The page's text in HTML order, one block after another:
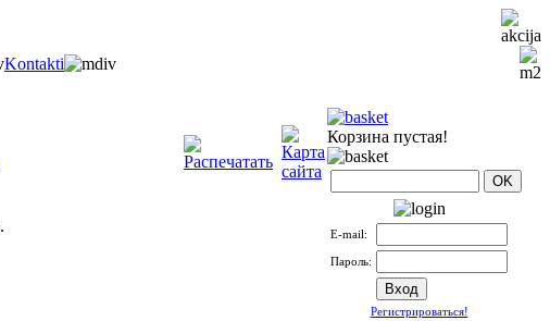
Kontakti
.
Корзина пустая!
Е-mail:
Пароль:
Регистрироваться!